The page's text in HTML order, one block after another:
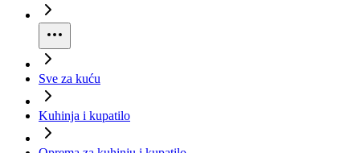
Sve za kuću
Kuhinja i kupatilo